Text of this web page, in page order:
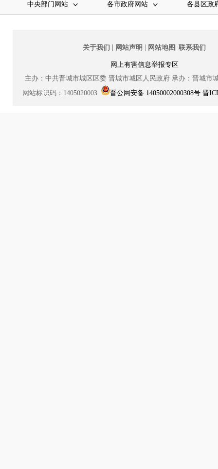
中央部门网站 各市政府网站 各县区政
关于我们 | 网站声明 | 网站地图 | 联系我们
网上有害信息举报专区
主办：中共晋城市城区区委 晋城市城区人民政府 承办：晋城市
网站标识码：1405020003
晋公网安备 14050002000308号 晋